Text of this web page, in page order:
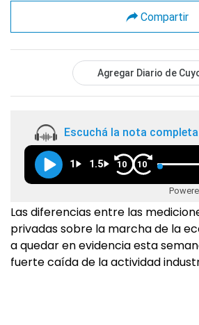
Compartir
Agregar Diario de
Escuchá la nota completa
1 1.5 10 10
Las diferencias entre las
privadas sobre la marcha de la
a quedar en evidencia esta
fuerte caída de la actividad